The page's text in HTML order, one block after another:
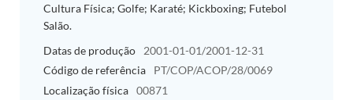
Cultura Física; Golfe; Karaté; Kickboxing; Futebol
Salão.
Datas de produção
2001-01-01/2001-12-31
Código de referência
PT/COP/ACOP/28/0069
Localização física 00871